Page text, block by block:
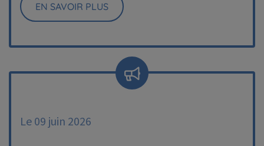
EN SAVOIR PLUS
Le 09 juin 2026